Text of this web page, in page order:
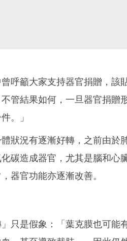
呼籲大家支持器官捐贈，該
管結果如何，一旦器官捐贈
。」
狀況有逐漸好轉，之前由於
碳造成器官，尤其是腦和心
器官功能亦逐漸改善。
只是假象：「葉克膜也可能